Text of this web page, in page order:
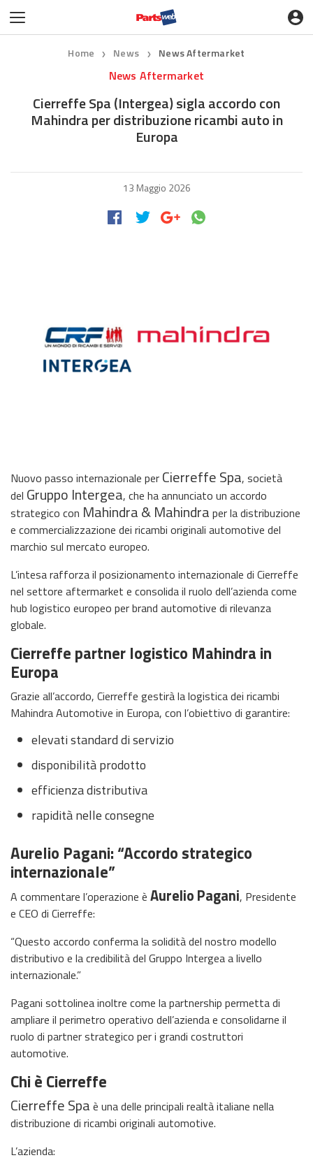
Home ❯ News ❯ News Aftermarket
News Aftermarket
Cierreffe Spa (Intergea) sigla accordo con
Mahindra per distribuzione ricambi auto in
Europa
13 Maggio 2026
Nuovo passo internazionale per Cierreffe Spa, società
del Gruppo Intergea, che ha annunciato un accordo
strategico con Mahindra & Mahindra per la distribuzione
e commercializzazione dei ricambi originali automotive del
marchio sul mercato europeo.
L’intesa rafforza il posizionamento internazionale di Cierreffe
nel settore aftermarket e consolida il ruolo dell’azienda come
hub logistico europeo per brand automotive di rilevanza
globale.
Cierreffe partner logistico Mahindra in
Europa
Grazie all’accordo, Cierreffe gestirà la logistica dei ricambi
Mahindra Automotive in Europa, con l’obiettivo di garantire:
elevati standard di servizio
disponibilità prodotto
efficienza distributiva
rapidità nelle consegne
Aurelio Pagani: “Accordo strategico
internazionale”
A commentare l’operazione è Aurelio Pagani, Presidente
e CEO di Cierreffe:
“Questo accordo conferma la solidità del nostro modello
distributivo e la credibilità del Gruppo Intergea a livello
internazionale.”
Pagani sottolinea inoltre come la partnership permetta di
ampliare il perimetro operativo dell’azienda e consolidarne il
ruolo di partner strategico per i grandi costruttori
automotive.
Chi è Cierreffe
Cierreffe Spa è una delle principali realtà italiane nella
distribuzione di ricambi originali automotive.
L’azienda: